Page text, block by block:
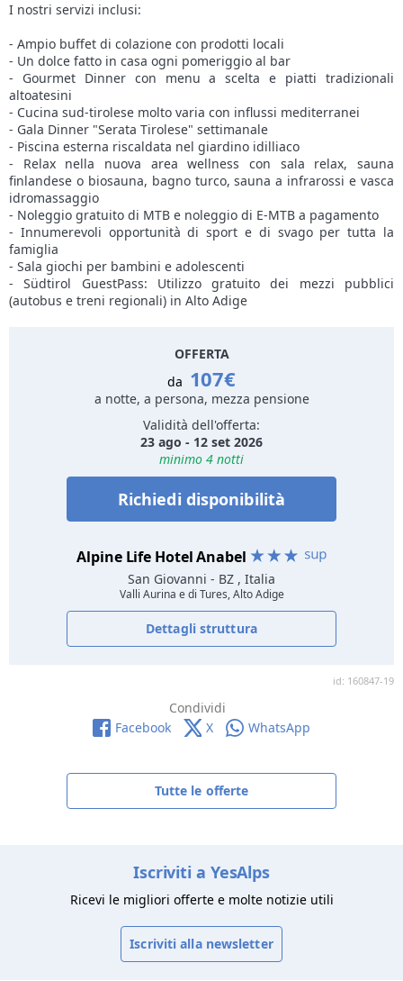
I nostri servizi inclusi:
- Ampio buffet di colazione con prodotti locali
- Un dolce fatto in casa ogni pomeriggio al bar
- Gourmet Dinner con menu a scelta e piatti tradizionali
altoatesini
- Cucina sud-tirolese molto varia con influssi mediterranei
- Gala Dinner "Serata Tirolese" settimanale
- Piscina esterna riscaldata nel giardino idilliaco
- Relax nella nuova area wellness con sala relax, sauna
finlandese o biosauna, bagno turco, sauna a infrarossi e vasca
idromassaggio
- Noleggio gratuito di MTB e noleggio di E-MTB a pagamento
- Innumerevoli opportunità di sport e di svago per tutta la
famiglia
- Sala giochi per bambini e adolescenti
- Südtirol GuestPass: Utilizzo gratuito dei mezzi pubblici
(autobus e treni regionali) in Alto Adige
OFFERTA
da 107€
a notte, a persona, mezza pensione
Validità dell'offerta:
23 ago - 12 set 2026
minimo 4 notti
Richiedi disponibilità
Alpine Life Hotel Anabel
San Giovanni - BZ , Italia
Valli Aurina e di Tures, Alto Adige
Dettagli struttura
id: 160847-19
Condividi
Facebook
X WhatsApp
Tutte le offerte
Iscriviti a YesAlps
Ricevi le migliori offerte e molte notizie utili
Iscriviti alla newsletter